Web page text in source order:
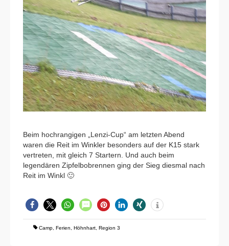
Beim hochrangigen „Lenzi-Cup“ am letzten Abend
waren die Reit im Winkler besonders auf der K15 stark
vertreten, mit gleich 7 Startern. Und auch beim
legendären Zipfelbobrennen ging der Sieg diesmal nach
Reit im Winkl 🙂
Camp Ferien Höhnhart Region 3